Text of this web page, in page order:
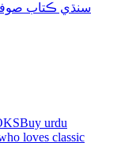
Buy urdu
loves classic